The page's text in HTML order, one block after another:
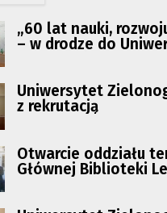
„60 lat nauki,
– w drodze do
Uniwersytet
z rekrutacją
Otwarcie oddziału
Głównej Biblioteki